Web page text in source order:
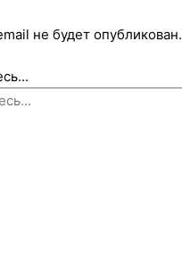
не будет опубликован.